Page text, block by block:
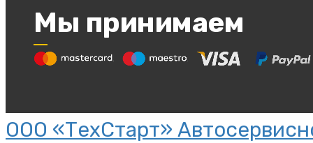
Мы принимаем
ООО «ТехСтарт»